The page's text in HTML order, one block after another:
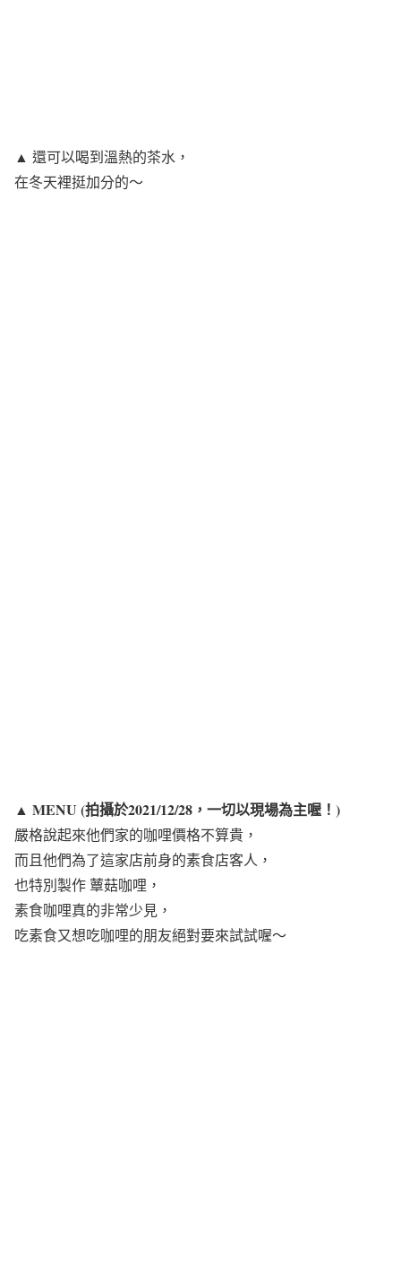
▲ 還可以喝到溫熱的茶水，
在冬天裡挺加分的～
▲ MENU (拍攝於2021/12/28，一切以現場為主喔！)
嚴格說起來他們家的咖哩價格不算貴，
而且他們為了這家店前身的素食店客人，
也特別製作 蕈菇咖哩，
素食咖哩真的非常少見，
吃素食又想吃咖哩的朋友絕對要來試試喔～